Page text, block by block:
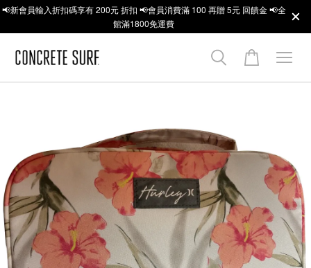
📢新會員輸入折扣碼享有 200元 折扣 📢會員消費滿 100 再贈 5元 回饋金 📢全
館滿1800免運費